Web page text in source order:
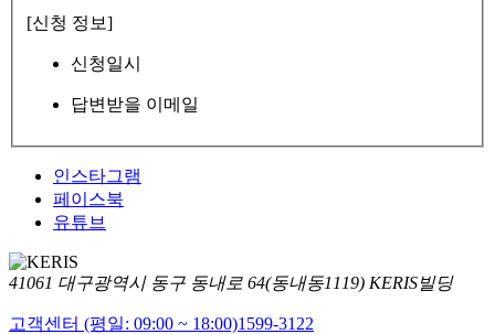
[신청 정보]
신청일시
답변받을 이메일
인스타그램
페이스북
유튜브
41061 대구광역시 동구 동내로 64(동내동1119) KERIS빌딩
고객센터 (평일: 09:00 ~ 18:00)1599-3122